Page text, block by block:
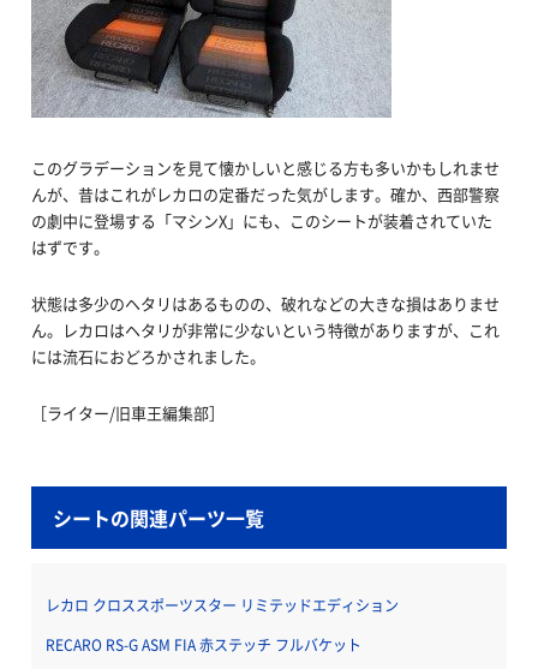
このグラデーションを見て懐かしいと感じる方も多いかもしれませ
んが、昔はこれがレカロの定番だった気がします。確か、西部警察
の劇中に登場する「マシンX」にも、このシートが装着されていた
はずです。
状態は多少のヘタリはあるものの、破れなどの大きな損はありませ
ん。レカロはヘタリが非常に少ないという特徴がありますが、これ
には流石におどろかされました。
［ライター/旧車王編集部］
シートの関連パーツ一覧
レカロ クロススポーツスター リミテッドエディション
RECARO RS-G ASM FIA 赤ステッチ フルバケット